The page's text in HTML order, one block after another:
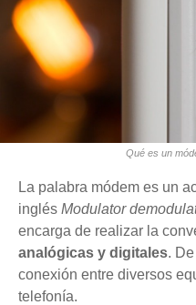
Qué es un
La palabra módem es un
inglés Modulator
encarga de realizar la
analógicas y digitales.
conexión entre diversos
telefonía.